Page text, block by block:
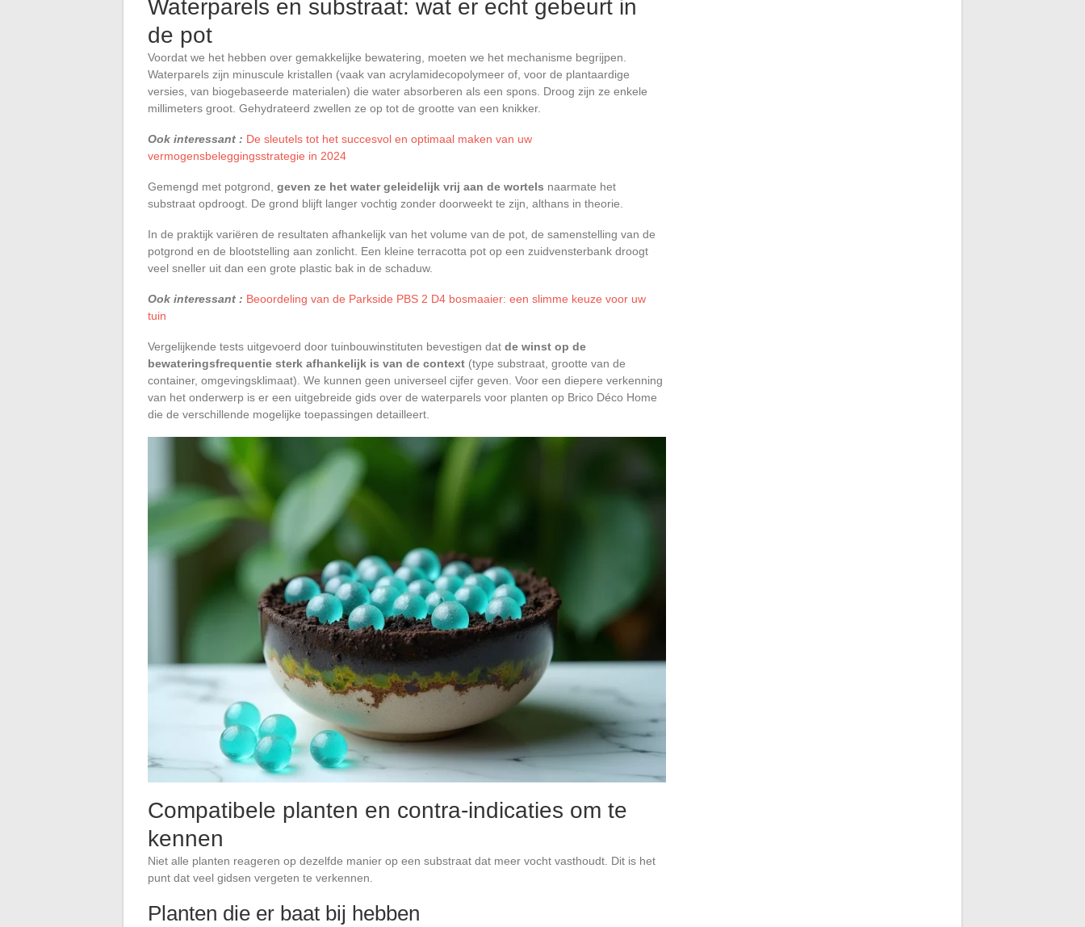
Waterparels en substraat: wat er echt gebeurt in
de pot
Voordat we het hebben over gemakkelijke bewatering, moeten we het mechanisme begrijpen.
Waterparels zijn minuscule kristallen (vaak van acrylamidecopolymeer of, voor de plantaardige
versies, van biogebaseerde materialen) die water absorberen als een spons. Droog zijn ze enkele
millimeters groot. Gehydrateerd zwellen ze op tot de grootte van een knikker.
Ook interessant : De sleutels tot het succesvol en optimaal maken van uw
vermogensbeleggingsstrategie in 2024
Gemengd met potgrond, geven ze het water geleidelijk vrij aan de wortels naarmate het
substraat opdroogt. De grond blijft langer vochtig zonder doorweekt te zijn, althans in theorie.
In de praktijk variëren de resultaten afhankelijk van het volume van de pot, de samenstelling van de
potgrond en de blootstelling aan zonlicht. Een kleine terracotta pot op een zuidvensterbank droogt
veel sneller uit dan een grote plastic bak in de schaduw.
Ook interessant : Beoordeling van de Parkside PBS 2 D4 bosmaaier: een slimme keuze voor uw
tuin
Vergelijkende tests uitgevoerd door tuinbouwinstituten bevestigen dat de winst op de
bewateringsfrequentie sterk afhankelijk is van de context (type substraat, grootte van de
container, omgevingsklimaat). We kunnen geen universeel cijfer geven. Voor een diepere verkenning
van het onderwerp is er een uitgebreide gids over de waterparels voor planten op Brico Déco Home
die de verschillende mogelijke toepassingen detailleert.
Compatibele planten en contra-indicaties om te
kennen
Niet alle planten reageren op dezelfde manier op een substraat dat meer vocht vasthoudt. Dit is het
punt dat veel gidsen vergeten te verkennen.
Planten die er baat bij hebben